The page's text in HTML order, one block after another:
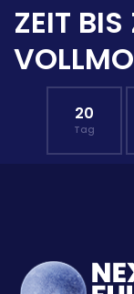
ZEIT
20
Tag